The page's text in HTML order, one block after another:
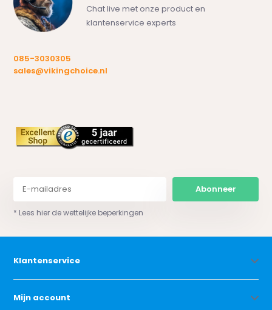
Chat live met onze product en
klantenservice experts
085-3030305
sales@vikingchoice.nl
Abonneer
* Lees hier de wettelijke beperkingen
Klantenservice
Mijn account